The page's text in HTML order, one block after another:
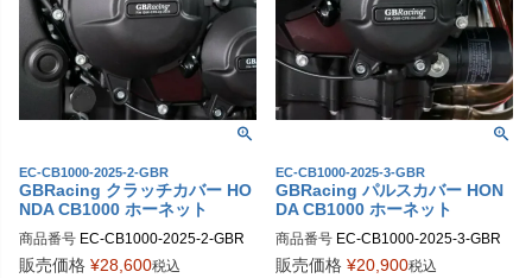
EC-CB1000-2025-2-GBR
GBRacing クラッチカバー HO
NDA CB1000 ホーネット
商品番号 EC-CB1000-2025-2-GBR
gbr_EC-CB1000-2025-2-GBR
販売価格 ¥28,600税込
EC-CB1000-2025-3-GBR
GBRacing パルスカバー HON
DA CB1000 ホーネット
商品番号 EC-CB1000-2025-3-GBR
gbr_EC-CB1000-2025-3-GBR
販売価格 ¥20,900税込